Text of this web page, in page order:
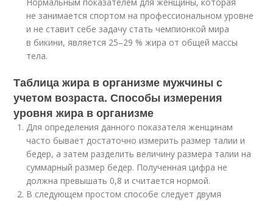
не занимается спортом на профессиональном уровне
и не ставит себе задачу стать чемпионкой мира
в бикини, является 25–29 % жира от общей массы
тела.
Таблица жира в организме мужчины с
учетом возраста. Способы измерения
уровня жира в организме
Для определения данного показателя женщинам
часто бывает достаточно измерить размер талии и
бедер, а затем разделить величину размера талии на
суммарный размер бедер. Полученная цифра не
должна превышать 0,8 и считается нормой.
В следующем простом способе следует двумя